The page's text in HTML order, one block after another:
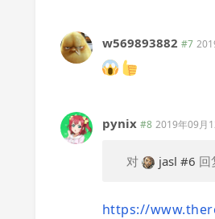
w569893882 #7
pynix #8 2019年09月
对 jasl #6 回
https://